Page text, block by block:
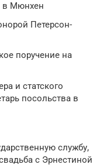
в Мюнхен
Петерсон-
поручение на
и статского
посольства в
службу,
с Эрнестиной